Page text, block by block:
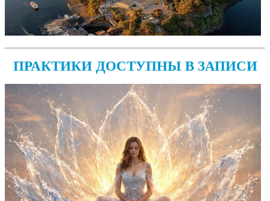
ПРАКТИКИ ДОСТУПНЫ В ЗАПИСИ